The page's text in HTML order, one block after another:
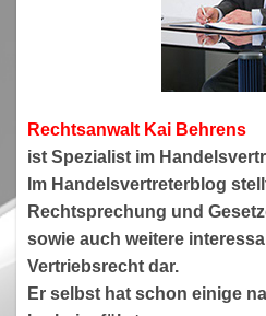
Rechtsanwalt Kai Behrens
ist Spezialist im
Im Handelsvertreterblog
Rechtsprechung und
sowie auch weitere
Vertriebsrecht dar.
Er selbst hat schon einige